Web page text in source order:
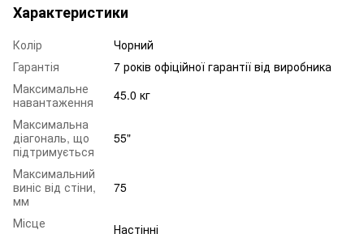
Характеристики
Колір
Чорний
Гарантія
7 років офіційної гарантії від виробника
Максимальне
навантаження
45.0 кг
Максимальна
діагональ, що
підтримується
55"
Максимальний
виніс від стіни,
мм
75
Місце
Настінні